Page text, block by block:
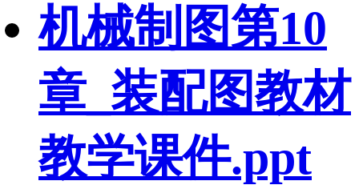
机械制图第10
章_装配图教材
教学课件.ppt